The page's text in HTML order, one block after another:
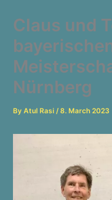
Claus und
Nürnberg
ByAtul Rasi/8. March 2023